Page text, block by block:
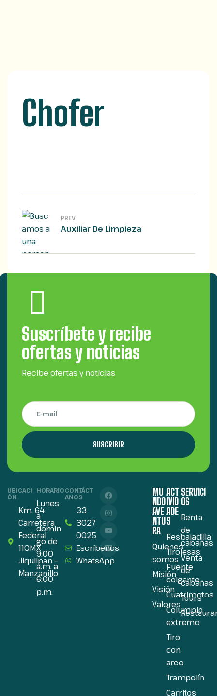
Chofer
PREV
Auxiliar De Limpieza
Suscríbete y recibe
ofertas y noticias
Recibe ofertas y noticias
SUSCRIBIR
UBICACI
ÓN
Km. 64
Carretera
Federal
110MX
Jiquilpan –
Manzanillo
HORARIO
Lunes
a
domin
go de
9:00
a.m. a
6:00
p.m.
CONTÁCT
ANOS
33
3027
0025
Escríbenos
WhatsApp
MU
NDO
AVE
NTU
RA
Quienes
somos
Misión
Visión
Valores
ACT
IVID
ADE
S
Resbaladilla
Tirolesas
Puente
colgante
Cuatrimotos
Columpio
extremo
Tiro
con
arco
Trampolín
Carritos
SERVICI
OS
Renta
de
cabañas
Venta
de
cabañas
Tours